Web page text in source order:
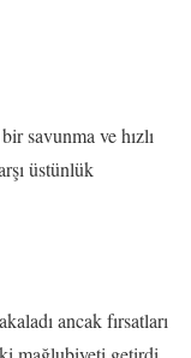
savunma ve hızlı
üstünlük
ancak fırsatları